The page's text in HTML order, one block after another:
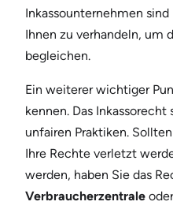
Inkassounternehmen
Ihnen zu verhandeln, um
begleichen.
Ein weiterer wichtiger
kennen. Das
unfairen Praktiken.
Ihre Rechte verletzt
werden, haben Sie das
Verbraucherzentrale